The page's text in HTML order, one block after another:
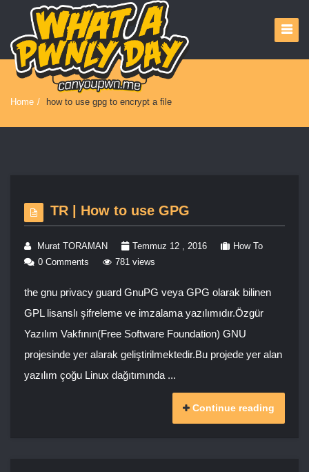
Home / how to use gpg to encrypt a file
TR | How to use GPG
Murat TORAMAN Temmuz 12 , 2016
How To
0 Comments
781 views
the gnu privacy guard GnuPG veya GPG olarak bilinen
GPL lisanslı şifreleme ve imzalama yazılımıdır.Özgür
Yazılım Vakfının(Free Software Foundation) GNU
projesinde yer alarak geliştirilmektedir.Bu projede yer alan
yazılım çoğu Linux dağıtımında ...
Continue reading